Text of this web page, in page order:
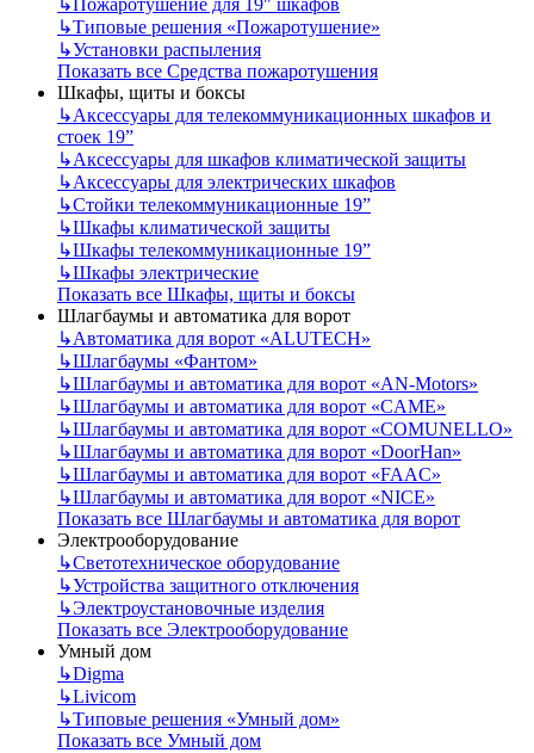
↳Пожаротушение для 19" шкафов
↳Типовые решения «Пожаротушение»
↳Установки распыления
Показать все Средства пожаротушения
Шкафы, щиты и боксы
↳Аксессуары для телекоммуникационных шкафов и
стоек 19”
↳Аксессуары для шкафов климатической защиты
↳Аксессуары для электрических шкафов
↳Стойки телекоммуникационные 19”
↳Шкафы климатической защиты
↳Шкафы телекоммуникационные 19”
↳Шкафы электрические
Показать все Шкафы, щиты и боксы
Шлагбаумы и автоматика для ворот
↳Автоматика для ворот «ALUTECH»
↳Шлагбаумы «Фантом»
↳Шлагбаумы и автоматика для ворот «AN-Motors»
↳Шлагбаумы и автоматика для ворот «CAME»
↳Шлагбаумы и автоматика для ворот «COMUNELLO»
↳Шлагбаумы и автоматика для ворот «DoorHan»
↳Шлагбаумы и автоматика для ворот «FAAC»
↳Шлагбаумы и автоматика для ворот «NICE»
Показать все Шлагбаумы и автоматика для ворот
Электрооборудование
↳Светотехническое оборудование
↳Устройства защитного отключения
↳Электроустановочные изделия
Показать все Электрооборудование
Умный дом
↳Digma
↳Livicom
↳Типовые решения «Умный дом»
Показать все Умный дом